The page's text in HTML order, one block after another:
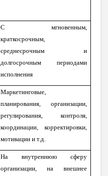
С мгновенным,
краткосрочным,
среднесрочным и
долгосрочным периодами
исполнения
Маркетинговые,
планирования, организации,
регулирования, контроля,
координации, корректировки,
мотивации и т.д.
На внутреннюю сферу
организации, на внешнее